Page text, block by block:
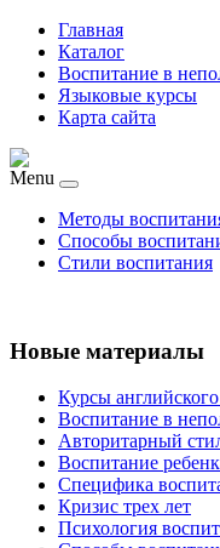
Главная
Каталог
Воспитание в
Языковые курсы
Карта сайта
Menu
Методы
Способы
Стили воспитания
Новые материалы
Курсы
Воспитание в
Авторитарный
Воспитание
Специфика
Кризис трех лет
Психология